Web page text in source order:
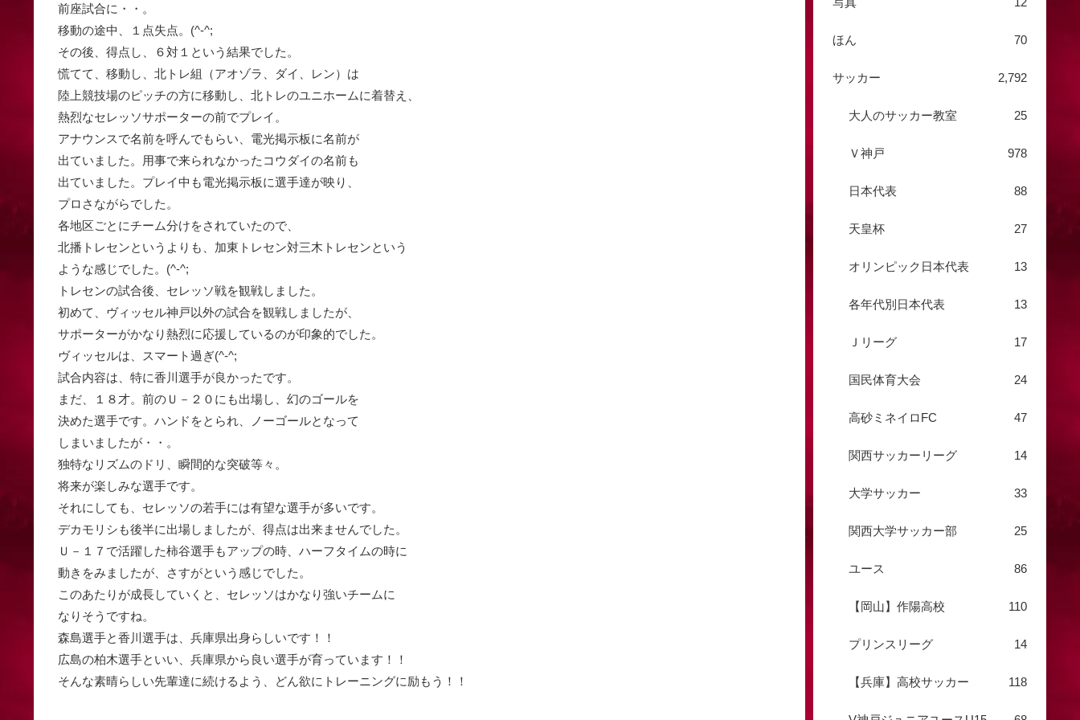
前座試合に・・。
移動の途中、１点失点。(^-^;
その後、得点し、６対１という結果でした。
慌てて、移動し、北トレ組（アオゾラ、ダイ、レン）は
陸上競技場のピッチの方に移動し、北トレのユニホームに着替え、
熱烈なセレッソサポーターの前でプレイ。
アナウンスで名前を呼んでもらい、電光掲示板に名前が
出ていました。用事で来られなかったコウダイの名前も
出ていました。プレイ中も電光掲示板に選手達が映り、
プロさながらでした。
各地区ごとにチーム分けをされていたので、
北播トレセンというよりも、加東トレセン対三木トレセンという
ような感じでした。(^-^;
トレセンの試合後、セレッソ戦を観戦しました。
初めて、ヴィッセル神戸以外の試合を観戦しましたが、
サポーターがかなり熱烈に応援しているのが印象的でした。
ヴィッセルは、スマート過ぎ(^-^;
試合内容は、特に香川選手が良かったです。
まだ、１８才。前のＵ－２０にも出場し、幻のゴールを
決めた選手です。ハンドをとられ、ノーゴールとなって
しまいましたが・・。
独特なリズムのドリ、瞬間的な突破等々。
将来が楽しみな選手です。
それにしても、セレッソの若手には有望な選手が多いです。
デカモリシも後半に出場しましたが、得点は出来ませんでした。
Ｕ－１７で活躍した柿谷選手もアップの時、ハーフタイムの時に
動きをみましたが、さすがという感じでした。
このあたりが成長していくと、セレッソはかなり強いチームに
なりそうですね。
森島選手と香川選手は、兵庫県出身らしいです！！
広島の柏木選手といい、兵庫県から良い選手が育っています！！
そんな素晴らしい先輩達に続けるよう、どん欲にトレーニングに励もう！！
ほん 70
サッカー 2,792
大人のサッカー教室 25
Ｖ神戸 978
日本代表 88
天皇杯 27
オリンピック日本代表 13
各年代別日本代表 13
Ｊリーグ 17
国民体育大会 24
高砂ミネイロFC 47
関西サッカーリーグ 14
大学サッカー 33
関西大学サッカー部 25
ユース 86
【岡山】作陽高校 110
プリンスリーグ 14
【兵庫】高校サッカー 118